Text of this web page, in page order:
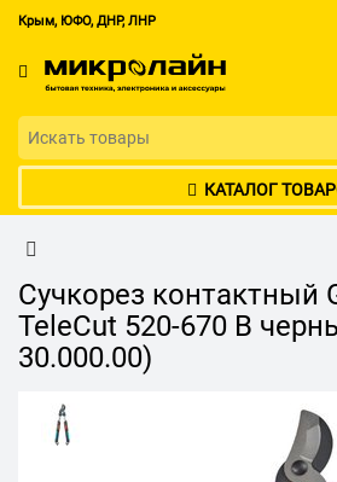
Крым, ЮФО, ДНР, ЛНР
КАТАЛОГ
Сучкорез контактный
TeleCut 520-670 B
30.000.00)